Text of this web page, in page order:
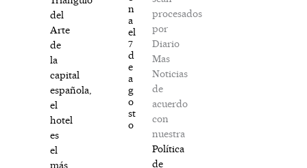
del
Arte
de
la
capital
española,
el
hotel
es
el
más
n
a
el
7
d
e
a
g
o
st
o
procesados
por
Diario
Mas
Noticias
de
acuerdo
con
nuestra
Política
de